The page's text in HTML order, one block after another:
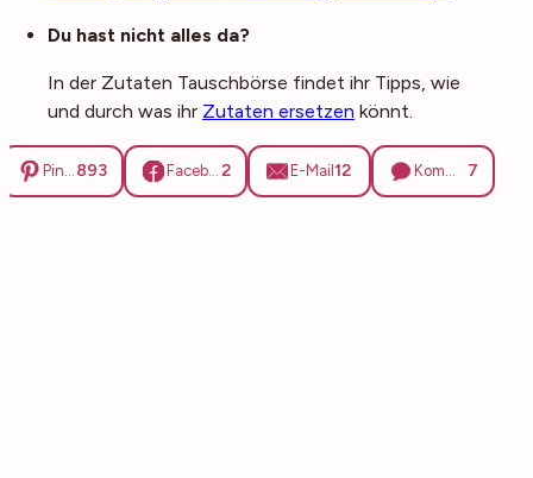
Du hast nicht alles da?
In der Zutaten Tauschbörse findet ihr Tipps, wie
und durch was ihr Zutaten ersetzen könnt.
893 2 E-Mail 12 7